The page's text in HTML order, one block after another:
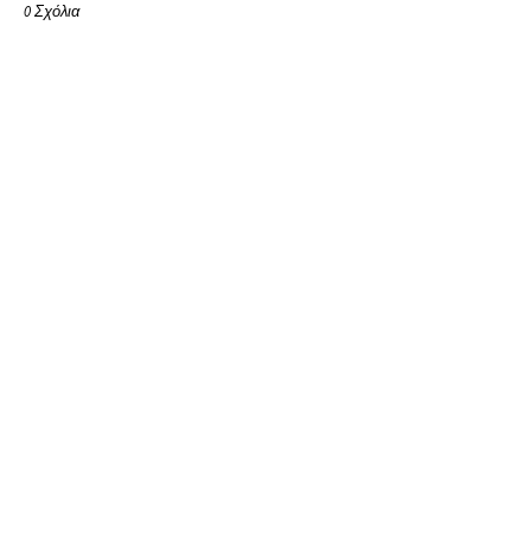
0 Σχόλια